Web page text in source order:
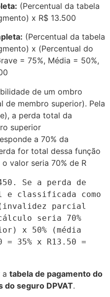
(Percentual da tabela
x R$ 13.500
(Percentual da tabela
x (Percentual do
= 75%, Média = 50%,
de um ombro
de membro superior). Pela
a perda total da
superior
a 70% da
for total dessa função
valor seria 70% de R
Se a perda de
e classificada como
parcial
seria 70%
x 50% (média
= 35% x R13.50
a tabela de pagamento do
do seguro DPVAT.